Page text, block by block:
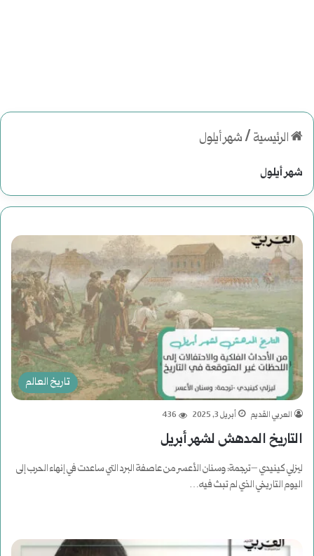
الرئيسية /شهر أيلول
شهر أيلول
تاريخ العالم
العربي القديم أبريل 3, 2025 436
التاريخ المدهش لشهر أبريل
ليزلي كينيدي –ترجمة: وسنان الأعسر من عاصفة البرد التي ساعدت في إنهاء الحرب إلى
اليوم التاريخي الذي لم تبث فيه…